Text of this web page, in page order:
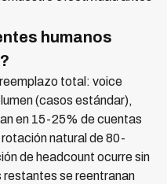
humanos
total: voice
(casos estándar),
en 15-25% de cuentas
natural de 80-
de headcount ocurre sin
se reentranan